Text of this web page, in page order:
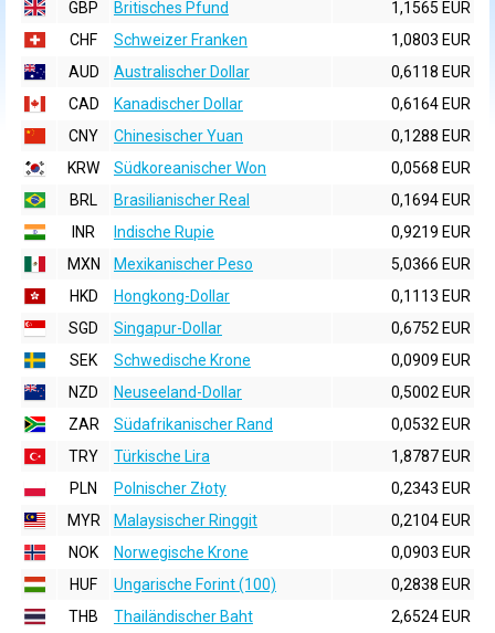
GBP
Britisches Pfund
1,1565 EUR
CHF
Schweizer Franken
1,0803 EUR
AUD
Australischer Dollar
0,6118 EUR
CAD
Kanadischer Dollar
0,6164 EUR
CNY
Chinesischer Yuan
0,1288 EUR
KRW
Südkoreanischer Won
0,0568 EUR
BRL
Brasilianischer Real
0,1694 EUR
INR
Indische Rupie
0,9219 EUR
MXN
Mexikanischer Peso
5,0366 EUR
HKD
Hongkong-Dollar
0,1113 EUR
SGD
Singapur-Dollar
0,6752 EUR
SEK
Schwedische Krone
0,0909 EUR
NZD
Neuseeland-Dollar
0,5002 EUR
ZAR
Südafrikanischer Rand
0,0532 EUR
TRY
Türkische Lira
1,8787 EUR
PLN
Polnischer Złoty
0,2343 EUR
MYR
Malaysischer Ringgit
0,2104 EUR
NOK
Norwegische Krone
0,0903 EUR
HUF
Ungarische Forint (100)
0,2838 EUR
THB
Thailändischer Baht
2,6524 EUR